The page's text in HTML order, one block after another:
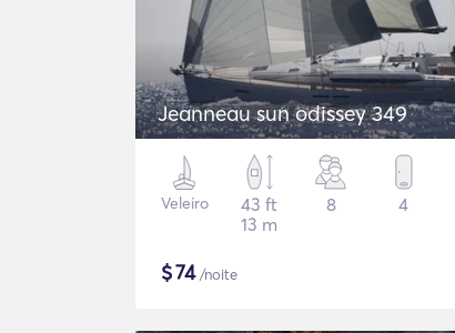
Jeanneau sun odissey 349
Veleiro
43 ft
13 m
8 4
$74/noite